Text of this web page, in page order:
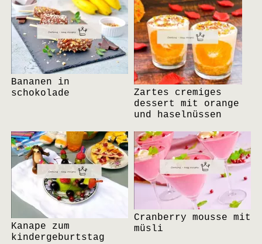
Bananen in
schokolade
Zartes cremiges
dessert mit orange
und haselnüssen
Kanape zum
kindergeburtstag
Cranberry mousse mit
müsli